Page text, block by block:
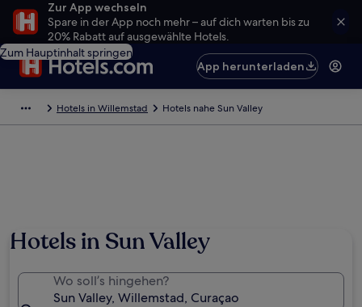
Zur App wechseln
Spare in der App noch mehr – auf dich warten bis zu
20% Rabatt auf ausgewählte Hotels.
Zum Hauptinhalt springen
App herunterladen
Hotels in Willemstad Hotels nahe Sun Valley
Hotels in Sun Valley
Wo soll’s hingehen?
Sun Valley, Willemstad, Curaçao